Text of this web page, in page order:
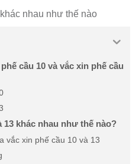
cầu 10 và vắc xin phế cầu
13 khác nhau như thế nào?
vắc xin phế cầu 10 và 13